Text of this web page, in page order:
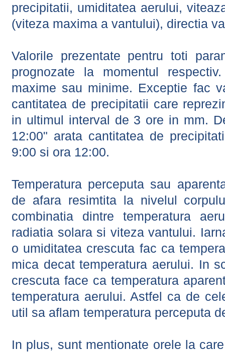
precipitatii, umiditatea aerului,
(viteza maxima a vantului), directia
Valorile prezentate pentru toti
prognozate la momentul
maxime sau minime. Exceptie fac
cantitatea de precipitatii care
in ultimul interval de 3 ore in mm.
12:00" arata cantitatea de
9:00 si ora 12:00.
Temperatura perceputa sau
de afara resimtita la nivelul
combinatia dintre temperatura
radiatia solara si viteza vantului.
o umiditatea crescuta fac ca
mica decat temperatura aerului. In
crescuta face ca temperatura
temperatura aerului. Astfel ca de
util sa aflam temperatura perceputa
In plus, sunt mentionate orele la